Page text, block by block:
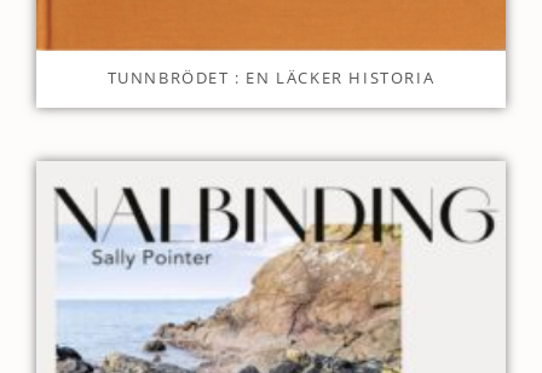
TUNNBRÖDET : EN LÄCKER HISTORIA